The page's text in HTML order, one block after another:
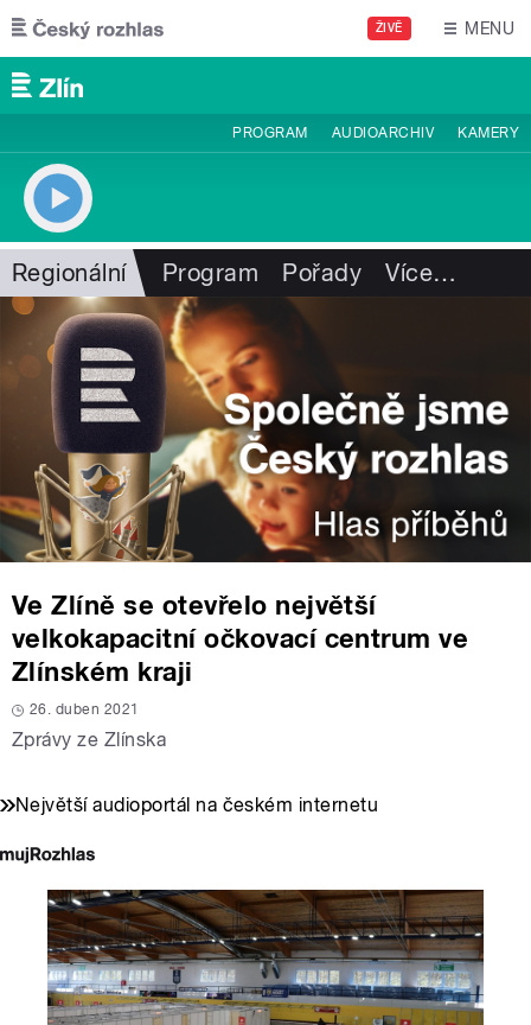
Přejít k hlavnímu obsahu
ŽIVĚ MENU
PROGRAM AUDIOARCHIV KAMERY
Regionální Program Pořady Více…
Ve Zlíně se otevřelo největší
velkokapacitní očkovací centrum ve
Zlínském kraji
26. duben 2021
Zprávy ze Zlínska
Největší audioportál na českém internetu